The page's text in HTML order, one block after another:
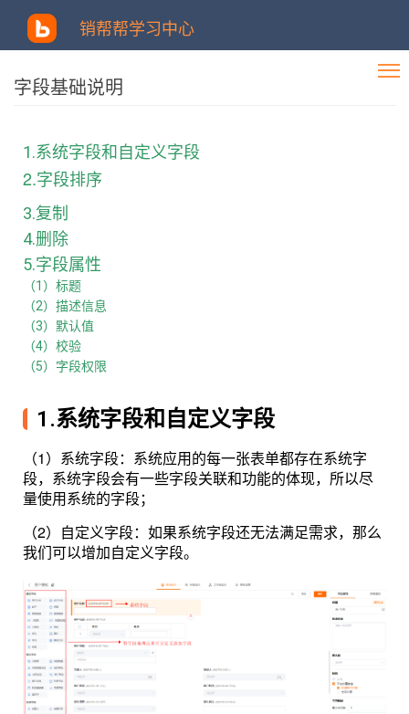
销帮帮学习中心
字段基础说明
1.系统字段和自定义字段
2.字段排序
3.复制
4.删除
5.字段属性
（1）标题
（2）描述信息
（3）默认值
（4）校验
（5）字段权限
1.系统字段和自定义字段
（1）系统字段：系统应用的每一张表单都存在系统字
段，系统字段会有一些字段关联和功能的体现，所以尽
量使用系统的字段；
（2）自定义字段：如果系统字段还无法满足需求，那么
我们可以增加自定义字段。